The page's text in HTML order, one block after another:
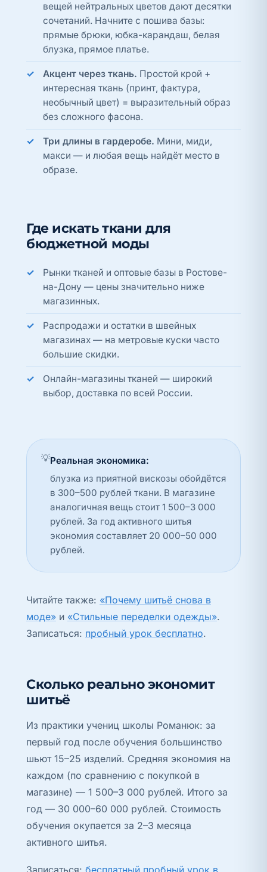
вещей нейтральных цветов дают десятки
сочетаний. Начните с пошива базы:
прямые брюки, юбка-карандаш, белая
блузка, прямое платье.
Акцент через ткань. Простой крой +
интересная ткань (принт, фактура,
необычный цвет) = выразительный образ
без сложного фасона.
Три длины в гардеробе. Мини, миди,
макси — и любая вещь найдёт место в
образе.
Где искать ткани для
бюджетной моды
Рынки тканей и оптовые базы в Ростове-
на-Дону — цены значительно ниже
магазинных.
Распродажи и остатки в швейных
магазинах — на метровые куски часто
большие скидки.
Онлайн-магазины тканей — широкий
выбор, доставка по всей России.
💡Реальная экономика:
блузка из приятной вискозы обойдётся
в 300–500 рублей ткани. В магазине
аналогичная вещь стоит 1 500–3 000
рублей. За год активного шитья
экономия составляет 20 000–50 000
рублей.
Читайте также: «Почему шитьё снова в
моде» и «Стильные переделки одежды».
Записаться: пробный урок бесплатно.
Сколько реально экономит
шитьё
Из практики учениц школы Романюк: за
первый год после обучения большинство
шьют 15–25 изделий. Средняя экономия на
каждом (по сравнению с покупкой в
магазине) — 1 500–3 000 рублей. Итого за
год — 30 000–60 000 рублей. Стоимость
обучения окупается за 2–3 месяца
активного шитья.